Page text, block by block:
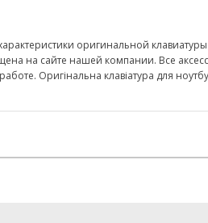
оригинальной клавиатуры
на сайте нашей компании. Все
Оригінальна клавіатура для